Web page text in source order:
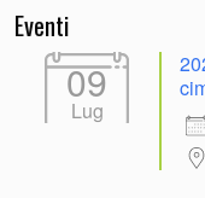
Eventi
09
Lug